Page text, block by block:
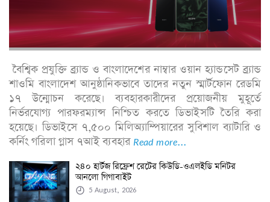
বৈশ্বিক প্রযুক্তি ব্র্যান্ড ও বাংলাদেশের নাম্বার ওয়ান হ্যান্ডসেট ব্র্যান্ড
শাওমি বাংলাদেশ আনুষ্ঠানিকভাবে তাদের নতুন স্মার্টফোন রেডমি
১৭ উন্মোচন করেছে। ব্যবহারকারীদের প্রয়োজনীয় মুহূর্তে
নির্ভরযোগ্য পারফরম্যান্স নিশ্চিত করতে ডিভাইসটি তৈরি করা
হয়েছে। ডিভাইসে ৭,৫০০ মিলিঅ্যাম্পিয়ারের সুবিশাল ব্যাটারি ও
কর্নিং গরিলা গ্লাস ৭আই ব্যবহার Read more...
২৪০ হার্টজ রিফ্রেশ রেটের কিউডি-ওএলইডি মনিটর
আনলো গিগাবাইট
5 August, 2026